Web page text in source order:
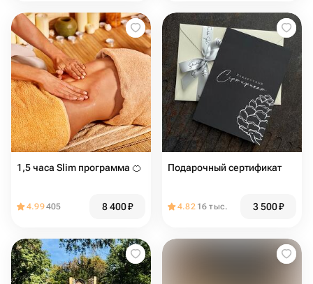
1,5 часа Slim программа 🍊
4.99405 8 400₽
Подарочный сертификат
4.82 16 тыс. 3 500₽